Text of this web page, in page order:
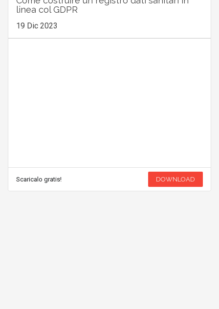
linea col GDPR
19 Dic 2023
Scaricalo gratis! DOWNLOAD